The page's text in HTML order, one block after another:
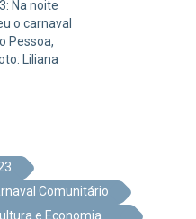
Na noite
o carnaval
Pessoa,
Liliana
Comunitário
e Economia